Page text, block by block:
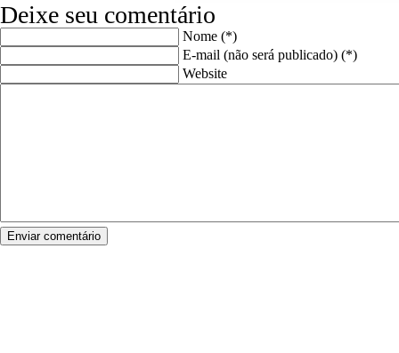
Deixe seu comentário
Nome (*)
E-mail (não será publicado) (*)
Website